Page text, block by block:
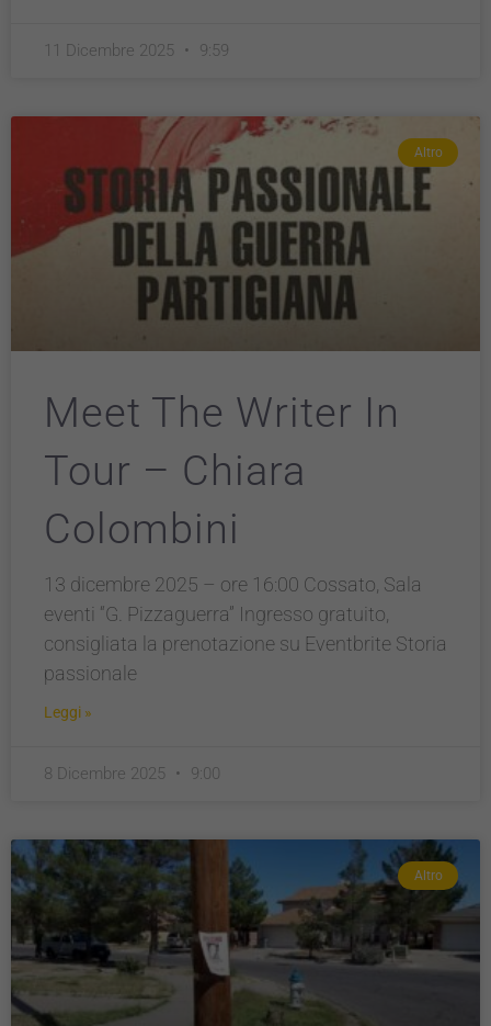
11 Dicembre 2025 9:59
Altro
Meet The Writer In
Tour – Chiara
Colombini
13 dicembre 2025 – ore 16:00 Cossato, Sala
eventi “G. Pizzaguerra” Ingresso gratuito,
consigliata la prenotazione su Eventbrite Storia
passionale
Leggi »
8 Dicembre 2025 9:00
Altro